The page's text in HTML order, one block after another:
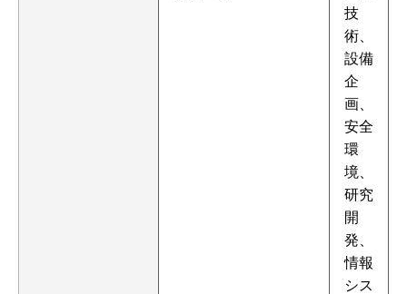
技
術、
設備
企
画、
安全
環
境、
研究
開
発、
情報
シス